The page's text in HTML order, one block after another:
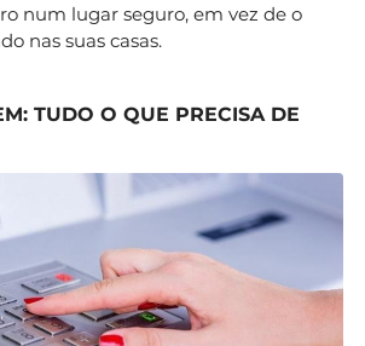
num lugar seguro, em vez de o
nas suas casas.
TUDO O QUE PRECISA DE